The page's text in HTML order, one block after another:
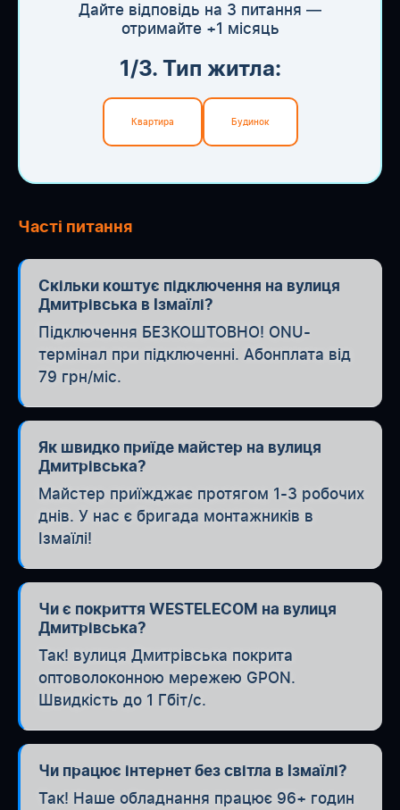
Дайте відповідь на 3 питання —
отримайте +1 місяць
1/3. Тип житла:
Квартира Будинок
Часті питання
Скільки коштує підключення на вулиця
Дмитрівська в Ізмаїлі?
Підключення БЕЗКОШТОВНО! ONU-
термінал при підключенні. Абонплата від
79 грн/міс.
Як швидко приїде майстер на вулиця
Дмитрівська?
Майстер приїжджає протягом 1-3 робочих
днів. У нас є бригада монтажників в
Ізмаїлі!
Чи є покриття WESTELECOM на вулиця
Дмитрівська?
Так! вулиця Дмитрівська покрита
оптоволоконною мережею GPON.
Швидкість до 1 Гбіт/с.
Чи працює інтернет без світла в Ізмаїлі?
Так! Наше обладнання працює 96+ годин